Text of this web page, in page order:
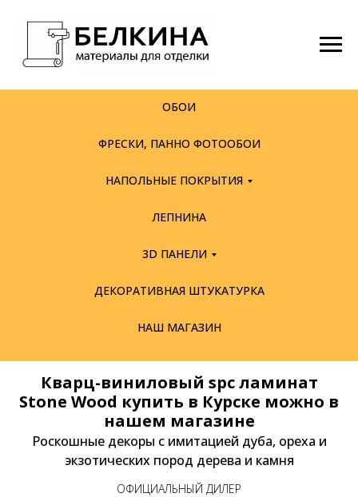
ОБОИ
ФРЕСКИ, ПАННО ФОТООБОИ
НАПОЛЬНЫЕ ПОКРЫТИЯ
ЛЕПНИНА
3D ПАНЕЛИ
ДЕКОРАТИВНАЯ ШТУКАТУРКА
НАШ МАГАЗИН
Кварц-виниловый spc ламинат
Stone Wood купить в Курске можно в
нашем магазине
Роскошные декоры с имитацией дуба, ореха и
экзотических пород дерева и камня
ОФИЦИАЛЬНЫЙ ДИЛЕР